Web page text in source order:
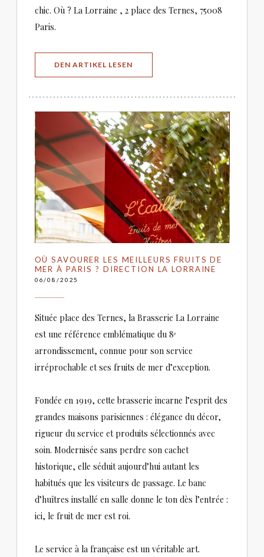
chic. Où ? La Lorraine , 2 place des Ternes, 75008
Paris.
DEN ARTIKEL LESEN
OÙ SAVOURER LES MEILLEURS FRUITS DE
MER À PARIS ? DIRECTION LA LORRAINE
06/08/2025
Située place des Ternes, la Brasserie La Lorraine
est une référence emblématique du 8ᵉ
arrondissement, connue pour son service
irréprochable et ses fruits de mer d’exception.
Fondée en 1919, cette brasserie incarne l’esprit des
grandes maisons parisiennes : élégance du décor,
rigueur du service et produits sélectionnés avec
soin. Modernisée sans perdre son cachet
historique, elle séduit aujourd’hui autant les
habitués que les visiteurs de passage. Le banc
d’huîtres installé en salle donne le ton dès l’entrée :
ici, le fruit de mer est roi.
Le service à la française est un véritable art.